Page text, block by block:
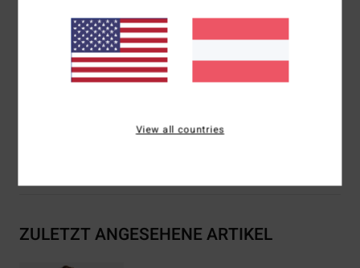
men_LYCRA-Declaration_de_conformite-
EPI_type_I.pdf)
Zusammensetzung[Hauptstoff] 84 % recyceltes
ZULETZT ANGESEHENE ARTIKEL
View all countries